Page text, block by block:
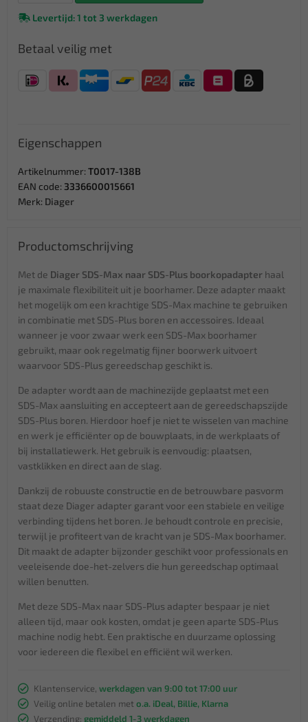
Levertijd: 1 tot 3 werkdagen
Betaal veilig met
Eigenschappen
Artikelnummer: T0017-138B
EAN code: 3336600015661
Merk: Diager
Productomschrijving
Met de Diager SDS-Max naar SDS-Plus boorkopadapter haal
je maximale flexibiliteit uit je boorhamer. Deze adapter maakt
het mogelijk om een krachtige SDS-Max machine te gebruiken
in combinatie met SDS-Plus boren en accessoires. Ideaal
wanneer je voor zwaar werk een SDS-Max boorhamer
gebruikt, maar ook regelmatig fijner boorwerk uitvoert
waarvoor SDS-Plus gereedschap geschikt is.
De adapter wordt aan de machinezijde geplaatst met een
SDS-Max aansluiting en accepteert aan de gereedschapszijde
SDS-Plus boren. Hierdoor hoef je niet te wisselen van machine
en werk je efficiënter op de bouwplaats, in de werkplaats of
bij installatiewerk. Het gebruik is eenvoudig: plaatsen,
vastklikken en direct aan de slag.
Dankzij de robuuste constructie en de betrouwbare pasvorm
staat deze Diager adapter garant voor een stabiele en veilige
verbinding tijdens het boren. Je behoudt controle en precisie,
terwijl je profiteert van de kracht van je SDS-Max boorhamer.
Dit maakt de adapter bijzonder geschikt voor professionals en
veeleisende doe-het-zelvers die hun gereedschap optimaal
willen benutten.
Met deze SDS-Max naar SDS-Plus adapter bespaar je niet
alleen tijd, maar ook kosten, omdat je geen aparte SDS-Plus
machine nodig hebt. Een praktische en duurzame oplossing
voor iedereen die flexibel en efficiënt wil werken.
Klantenservice, werkdagen van 9:00 tot 17:00 uur
Veilig online betalen met o.a. iDeal, Billie, Klarna
Verzending: gemiddeld 1-3 werkdagen